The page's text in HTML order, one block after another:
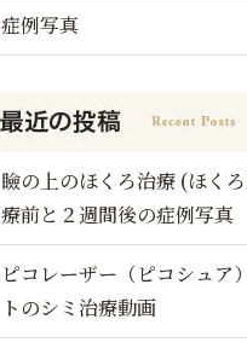
症例写真
瞼の上のほくろ治療 (ほく
療前と２週間後の症例写真
ピコレーザー（ピコシュア
トのシミ治療動画